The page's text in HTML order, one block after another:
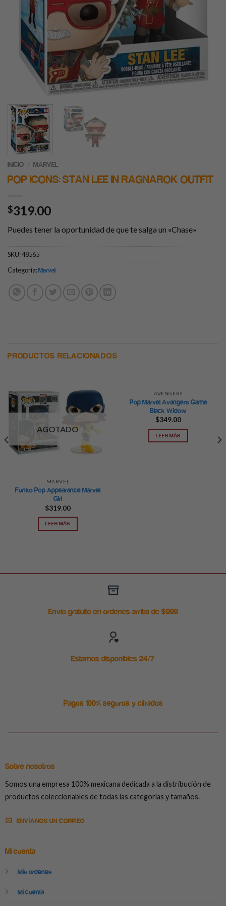
INICIO / MARVEL
POP ICONS: STAN LEE IN RAGNAROK OUTFIT
$319.00
Puedes tener la oportunidad de que te salga un «Chase»
SKU:48565
Categoría:Marvel
PRODUCTOS RELACIONADOS
AGOTADO
MARVEL
Funko Pop Appearance Marvel
Girl
$319.00
LEER MÁS
AVENGERS
Pop Marvel Avangers Game
Black Widow
$349.00
LEER MÁS
Envío gratuito en ordenes arriba de $999
Estamos disponibles 24/7
Pagos 100% seguros y cifrados
Sobre nosotros
Somos una empresa 100% mexicana dedicada a la distribución de
productos coleccionables de todas las categorías y tamaños.
ENVÍANOS UN CORREO
Mi cuenta
Mis ordenes
Mi cuenta